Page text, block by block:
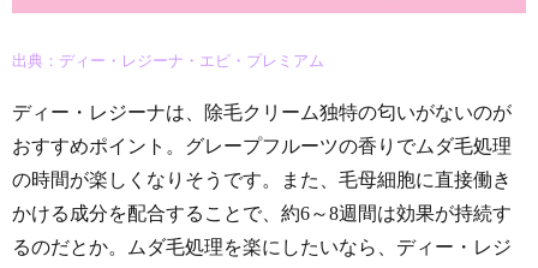
出典：ディー・レジーナ・エピ・プレミアム
ディー・レジーナは、除毛クリーム独特の匂いがないのが
おすすめポイント。グレープフルーツの香りでムダ毛処理
の時間が楽しくなりそうです。また、毛母細胞に直接働き
かける成分を配合することで、約6～8週間は効果が持続す
るのだとか。ムダ毛処理を楽にしたいなら、ディー・レジ